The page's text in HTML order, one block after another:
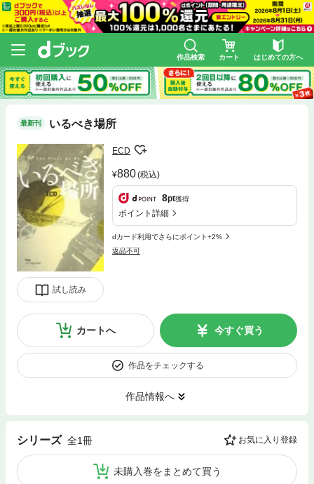
作品検索 カート はじめての方へ
最新刊 いるべき場所
試し読み
ECD
880(税込)
8pt獲得
ポイント詳細
dカード利用でさらにポイント+2%
返品不可
カートへ 今すぐ買う
作品をチェックする
作品情報へ
シリーズ 全1冊 お気に入り登録
未購入巻をまとめて買う